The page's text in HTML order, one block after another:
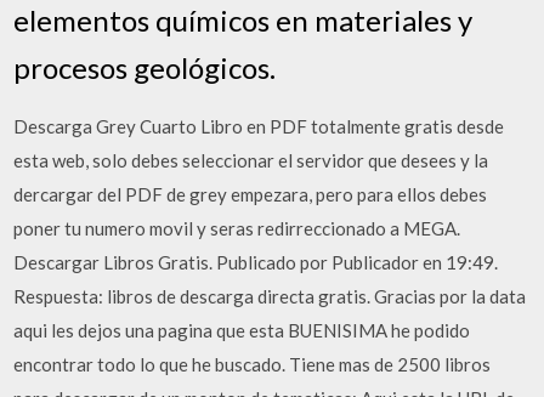
elementos químicos en materiales y
procesos geológicos.
Descarga Grey Cuarto Libro en PDF totalmente gratis desde
esta web, solo debes seleccionar el servidor que desees y la
dercargar del PDF de grey empezara, pero para ellos debes
poner tu numero movil y seras redirreccionado a MEGA.
Descargar Libros Gratis. Publicado por Publicador en 19:49.
Respuesta: libros de descarga directa gratis. Gracias por la data
aqui les dejos una pagina que esta BUENISIMA he podido
encontrar todo lo que he buscado. Tiene mas de 2500 libros